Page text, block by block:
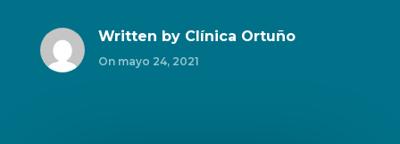
Written by Clínica Ortuño
On mayo 24, 2021